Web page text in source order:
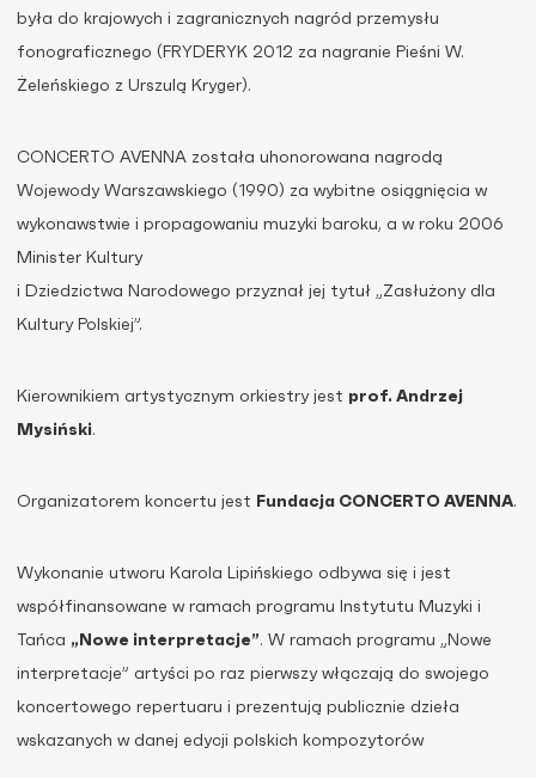
była do krajowych i zagranicznych nagród przemysłu
fonograficznego (FRYDERYK 2012 za nagranie Pieśni W.
Żeleńskiego z Urszulą Kryger).
CONCERTO AVENNA została uhonorowana nagrodą
Wojewody Warszawskiego (1990) za wybitne osiągnięcia w
wykonawstwie i propagowaniu muzyki baroku, a w roku 2006
Minister Kultury
i Dziedzictwa Narodowego przyznał jej tytuł „Zasłużony dla
Kultury Polskiej”.
Kierownikiem artystycznym orkiestry jest prof. Andrzej
Mysiński.
Organizatorem koncertu jest Fundacja CONCERTO AVENNA.
Wykonanie utworu Karola Lipińskiego odbywa się i jest
współfinansowane w ramach programu Instytutu Muzyki i
Tańca „Nowe interpretacje”. W ramach programu „Nowe
interpretacje” artyści po raz pierwszy włączają do swojego
koncertowego repertuaru i prezentują publicznie dzieła
wskazanych w danej edycji polskich kompozytorów